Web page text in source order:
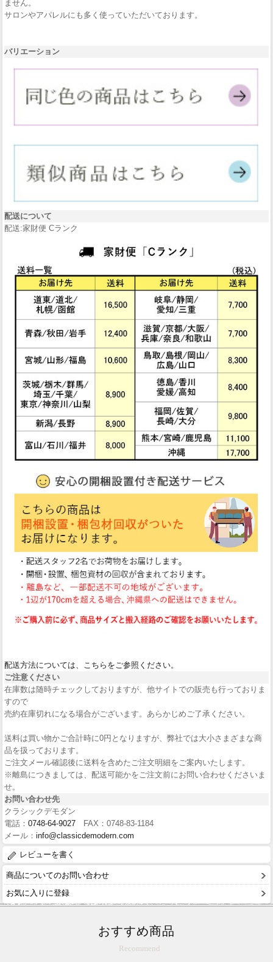
ません。
サロンやアパレルにも多く使っていただいております。
バリエーション
配送について
配送:家財便 Cランク
配送方法については、こちらをご参照ください。
ご注意ください
在庫数は随時チェックしておりますが、他サイトでの販売も行っておりま
すので
売約在庫切れになる場合がございます。あらかじめご了承ください。
送料は買い物かご合計時に0円となりますが、弊社では大小さまざまな商
品を扱っております。
ご注文メール確認後に送料を含めたご注文明細をご案内いたします。
※離島につきましては、配送可能かをご注文前にお問い合わせくださいま
せ。
お問い合わせ先
クラシックデモダン
電話： 0748-64-9027 FAX：0748-83-1184
メール： info@classicdemodern.com
レビューを書く
商品についてのお問い合わせ
お気に入りに登録
おすすめ商品
Recommend